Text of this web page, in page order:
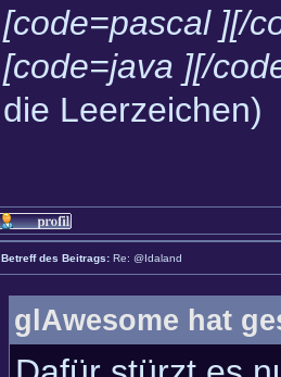
[code=pascal ][/
[code=java ][/
die Leerzeichen)
Betreff des Beitrags: Re: @Idaland
glAwesome hat